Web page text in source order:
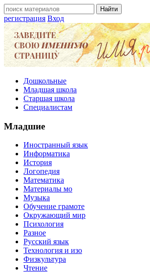
регистрация Вход
Дошкольные
Младшая школа
Старшая школа
Специалистам
Младшие
Иностранный язык
Информатика
История
Логопедия
Математика
Материалы мо
Музыка
Обучение грамоте
Окружающий мир
Психология
Разное
Русский язык
Технология и изо
Физкультура
Чтение